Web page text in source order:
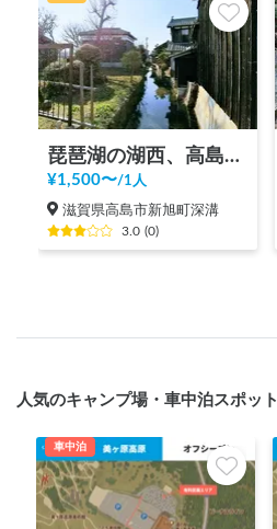
琵琶湖の湖西、高島市の魅力をシェア
¥1,500〜/1人
滋賀県高島市新旭町深溝
3.0 (0)
人気のキャンプ場・車中泊スポット
車中泊